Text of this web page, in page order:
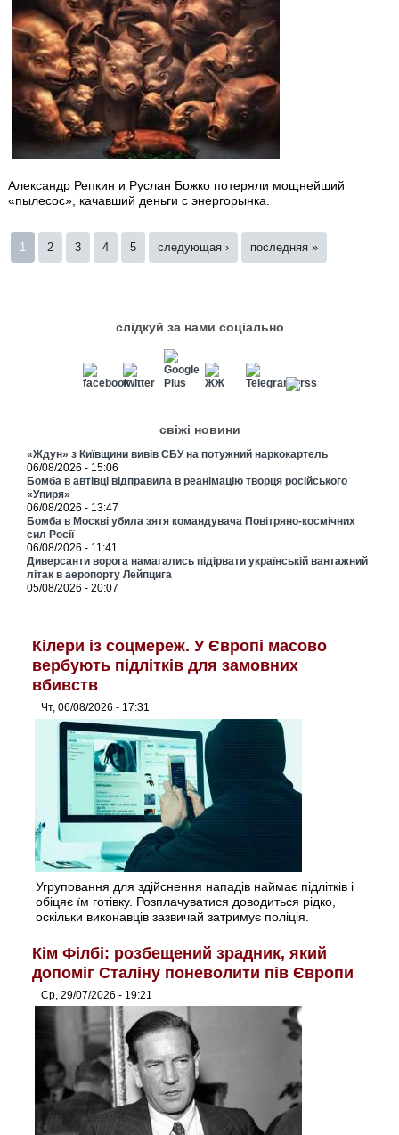
Александр Репкин и Руслан Божко потеряли мощнейший
«пылесос», качавший деньги с энергорынка.
Страницы
1 2 3 4 5 следующая › последняя »
слідкуй за нами соціально
свіжі новини
«Ждун» з Київщини вивів СБУ на потужний наркокартель
06/08/2026 - 15:06
Бомба в автівці відправила в реанімацію творця російського
«Упиря»
06/08/2026 - 13:47
Бомба в Москві убила зятя командувача Повітряно-космічних
сил Росії
06/08/2026 - 11:41
Диверсанти ворога намагались підірвати українській вантажний
літак в аеропорту Лейпцига
05/08/2026 - 20:07
Кілери із соцмереж. У Європі масово
вербують підлітків для замовних
вбивств
Чт, 06/08/2026 - 17:31
Угруповання для здійснення нападів наймає підлітків і
обіцяє їм готівку. Розплачуватися доводиться рідко,
оскільки виконавців зазвичай затримує поліція.
Кім Філбі: розбещений зрадник, який
допоміг Сталіну поневолити пів Європи
Ср, 29/07/2026 - 19:21